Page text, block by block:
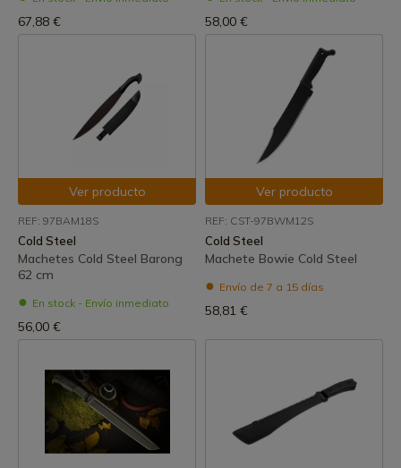
67,88 € 58,00 €
Ver producto
REF: 97BAM18S
Cold Steel
Machetes Cold Steel Barong
62 cm
En stock - Envío inmediato
56,00 €
Ver producto
REF: CST-97BWM12S
Cold Steel
Machete Bowie Cold Steel
Envío de 7 a 15 días
58,81 €